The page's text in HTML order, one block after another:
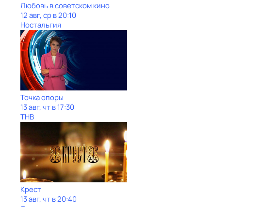
Любовь в советском кино
12 авг, ср в 20:10
Ностальгия
Точка опоры
13 авг, чт в 17:30
ТНВ
Крест
13 авг, чт в 20:40